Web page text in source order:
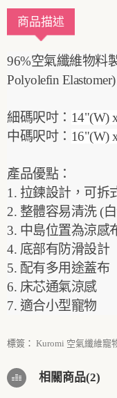
商品描述
96%空氣纖維物料
Polyolefin Elastomer)
細碼呎吋： 14"(W)
中碼呎吋： 16"(W)
產品優點：
1. 拉鍊設計，可拆
2. 整體容易清洗 (
3. 中島位置為涼感
4. 底部有防滑設計
5. 配有多用途蓋布
6. 床芯通氣涼感
7. 適合小型寵物
標簽： Kuromi 空氣纖維寵
相關商品(2)